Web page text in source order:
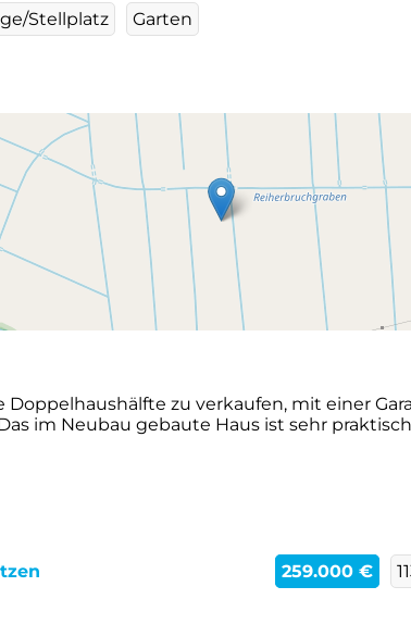
Stellplatz Garten
zu verkaufen, mit einer
im Neubau gebaute Haus ist sehr
259.000 €